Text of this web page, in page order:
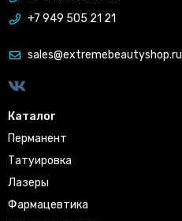
+7 949 505 21 21
sales@extremebeautyshop.ru
Каталог
Перманент
Татуировка
Лазеры
Фармацевтика